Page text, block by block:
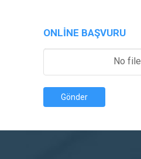
ONLINE BAŞVURU
No
Gönder